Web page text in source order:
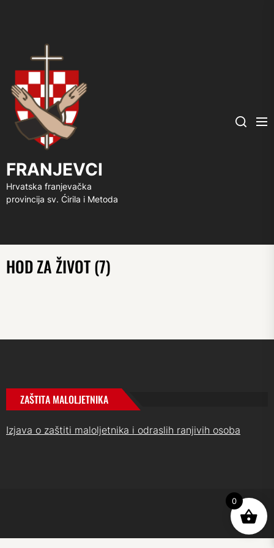
FRANJEVCI
Hrvatska franjevačka
provincija sv. Ćirila i Metoda
Search
HOD ZA ŽIVOT (7)
ZAŠTITA MALOLJETNIKA
Izjava o zaštiti maloljetnika i odraslih ranjivih osoba
UP ↑
0